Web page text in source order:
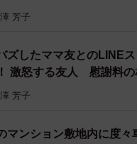
芳子
ズしたママ友とのLINE
激怒する友人 慰謝料の
芳子
マンション敷地内に度